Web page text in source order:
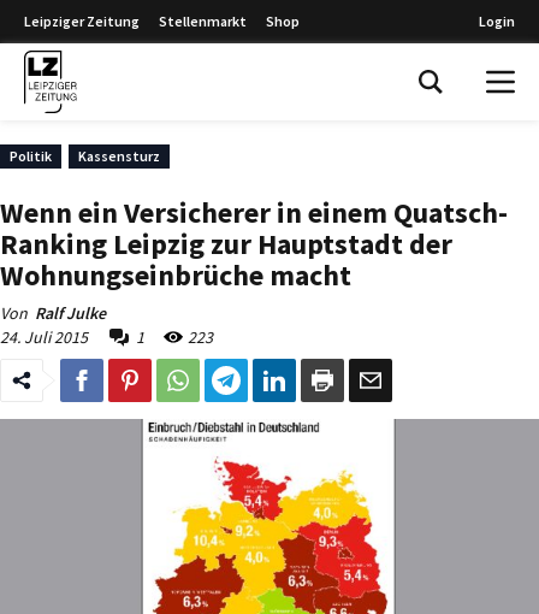
Leipziger Zeitung Stellenmarkt Shop Login
Politik Kassensturz
Wenn ein Versicherer in einem Quatsch-
Ranking Leipzig zur Hauptstadt der
Wohnungseinbrüche macht
Von Ralf Julke
24. Juli 2015
1 223